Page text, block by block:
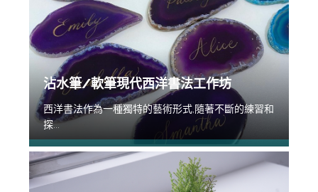
沾水筆/軟筆現代西洋書法工作坊
西洋書法作為一種獨特的藝術形式,隨著不斷的練習和
探...